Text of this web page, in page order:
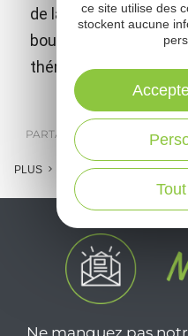
de la création, l'Ancre
boutique de créateurs
thématique.
PARTAGER : E-MAIL
PLUS
ce site utilise des
stockent aucune